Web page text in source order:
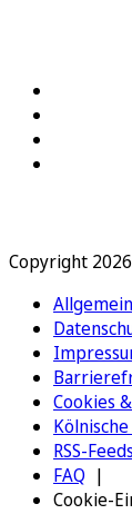
Copyright
Cookies
RSS-Feeds
FAQ
Cookie-